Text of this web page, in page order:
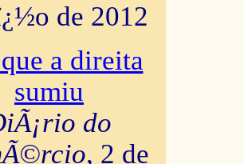
de 2012
a direita
sumiu
do
, 2 de